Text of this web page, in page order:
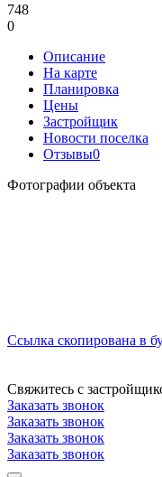
748
0
Описание
На карте
Планировка
Цены
Застройщик
Новости поселка
Отзывы0
Фотографии объекта
Ссылка скопирована в
Свяжитесь с
Заказать звонок
Заказать звонок
Заказать звонок
Заказать звонок